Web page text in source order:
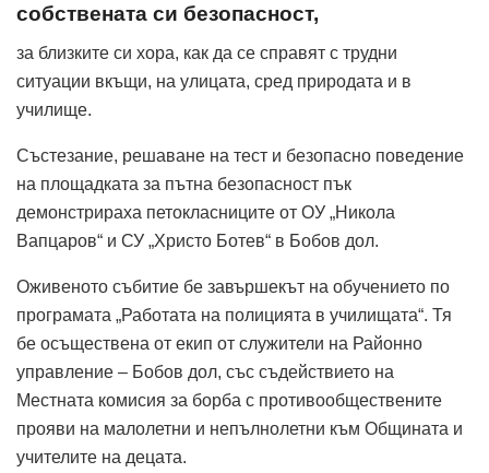
собствената си безопасност,
за близките си хора, как да се справят с трудни
ситуации вкъщи, на улицата, сред природата и в
училище.
Състезание, решаване на тест и безопасно поведение
на площадката за пътна безопасност пък
демонстрираха петокласниците от ОУ „Никола
Вапцаров“ и СУ „Христо Ботев“ в Бобов дол.
Оживеното събитие бе завършекът на обучението по
програмата „Работата на полицията в училищата“. Тя
бе осъществена от екип от служители на Районно
управление – Бобов дол, със съдействието на
Местната комисия за борба с противообществените
прояви на малолетни и непълнолетни към Общината и
учителите на децата.